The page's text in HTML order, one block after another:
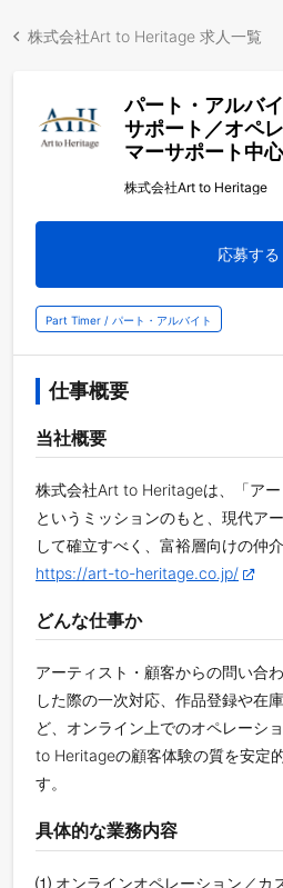
株式会社Art to Heritage 求人一覧
パート・アルバ
サポート／オペ
マーサポート中心
株式会社Art to Heritage
応募する
Part Timer / パート・アルバイト
仕事概要
当社概要
株式会社Art to Heritageは、「アー
というミッションのもと、現代ア
して確⽴すべく、富裕層向けの仲
https://art-to-heritage.co.jp/
どんな仕事か
アーティスト・顧客からの問い合
した際の一次対応、作品登録や在
ど、オンライン上でのオペレーシ
to Heritageの顧客体験の質を安定
す。
具体的な業務内容
⑴ オンラインオペレーション／カ